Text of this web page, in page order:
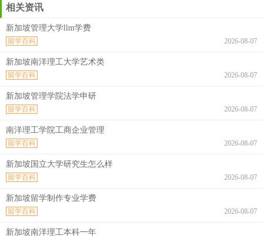
相关资讯
新加坡管理大学llm学费
2026-08-07
留学百科
新加坡南洋理工大学艺术类
2026-08-07
留学百科
新加坡管理学院法学申研
2026-08-07
留学百科
南洋理工学院工商企业管理
2026-08-07
留学百科
新加坡国立大学研究生怎么样
2026-08-07
留学百科
新加坡留学制作专业学费
2026-08-07
留学百科
新加坡南洋理工本科一年